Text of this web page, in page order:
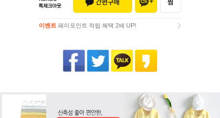
이벤트 페이포인트 적립 혜택 2배 UP!